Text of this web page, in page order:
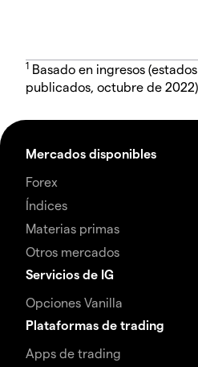
1 Basado en ingresos
publicados, octubre de 2022).
Mercados disponibles
Forex
Índices
Materias primas
Otros mercados
Servicios de IG
Opciones Vanilla
Plataformas de trading
Apps de trading